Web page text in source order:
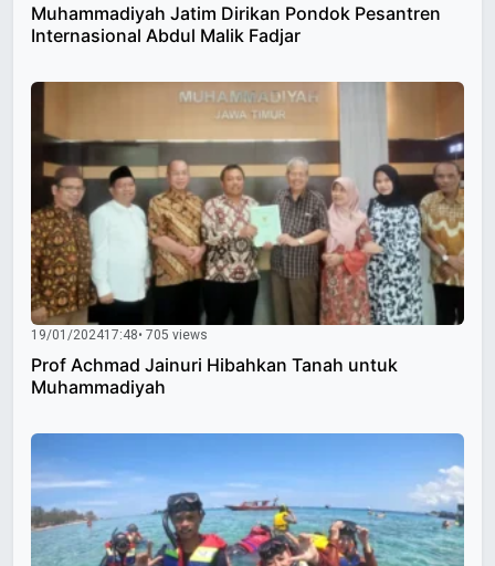
Muhammadiyah Jatim Dirikan Pondok Pesantren
Internasional Abdul Malik Fadjar
19/01/202417:48• 705 views
Prof Achmad Jainuri Hibahkan Tanah untuk
Muhammadiyah